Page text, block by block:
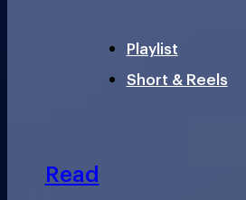
Playlist
Short & Reels
Read